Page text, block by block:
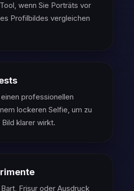
wenn Sie Porträts vor
Profilbildes vergleichen
professionellen
lockeren Selfie, um zu
klarer wirkt.
Frisur oder Ausdruck